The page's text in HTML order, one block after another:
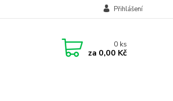
Přihlášení
0ks
za 0,00 Kč